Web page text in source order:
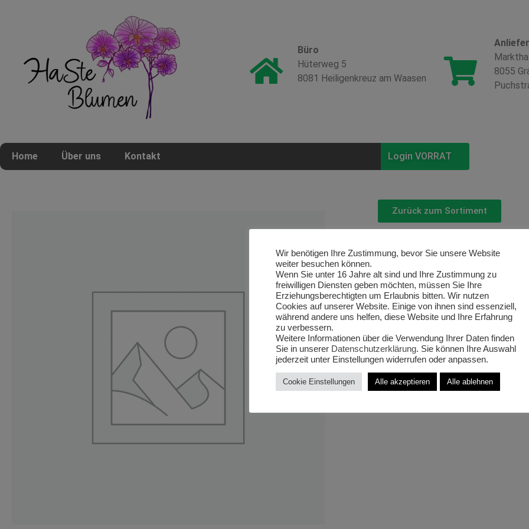
Büro
Hüterweg 5
8081 Heiligenkreuz am Waasen
8055
Home Über uns Kontakt Login VORRAT
Zurück zum Sortiment
Rosen
Mix‘ T11/
X12
€2,20
Wir benötigen Ihre Zustimmung, bevor Sie unsere Website
weiter besuchen können.
Wenn Sie unter 16 Jahre alt sind und Ihre Zustimmung zu
freiwilligen Diensten geben möchten, müssen Sie Ihre
Erziehungsberechtigten um Erlaubnis bitten. Wir nutzen
Cookies auf unserer Website. Einige von ihnen sind essenziell,
während andere uns helfen, diese Website und Ihre Erfahrung
zu verbessern.
Weitere Informationen über die Verwendung Ihrer Daten finden
Sie in unserer Datenschutzerklärung. Sie können Ihre Auswahl
jederzeit unter Einstellungen widerrufen oder anpassen.
Cookie Einstellungen Alle akzeptieren Alle ablehnen